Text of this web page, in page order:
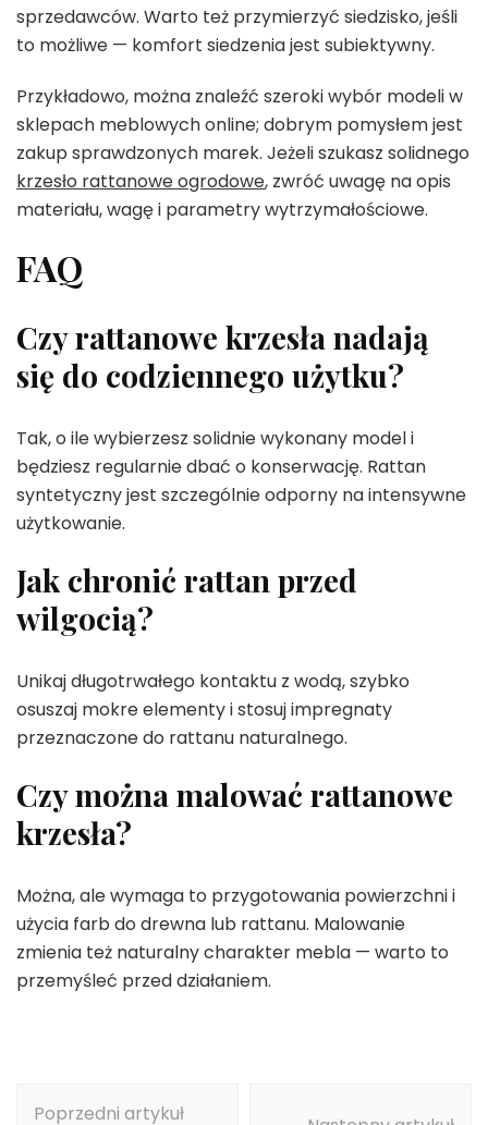
sprzedawców. Warto też przymierzyć siedzisko, jeśli
to możliwe — komfort siedzenia jest subiektywny.
Przykładowo, można znaleźć szeroki wybór modeli w
sklepach meblowych online; dobrym pomysłem jest
zakup sprawdzonych marek. Jeżeli szukasz solidnego
krzesło rattanowe ogrodowe, zwróć uwagę na opis
materiału, wagę i parametry wytrzymałościowe.
FAQ
Czy rattanowe krzesła nadają
się do codziennego użytku?
Tak, o ile wybierzesz solidnie wykonany model i
będziesz regularnie dbać o konserwację. Rattan
syntetyczny jest szczególnie odporny na intensywne
użytkowanie.
Jak chronić rattan przed
wilgocią?
Unikaj długotrwałego kontaktu z wodą, szybko
osuszaj mokre elementy i stosuj impregnaty
przeznaczone do rattanu naturalnego.
Czy można malować rattanowe
krzesła?
Można, ale wymaga to przygotowania powierzchni i
użycia farb do drewna lub rattanu. Malowanie
zmienia też naturalny charakter mebla — warto to
przemyśleć przed działaniem.
Poprzedni artykuł